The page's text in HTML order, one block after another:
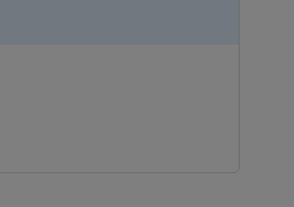
i nytt fönster.